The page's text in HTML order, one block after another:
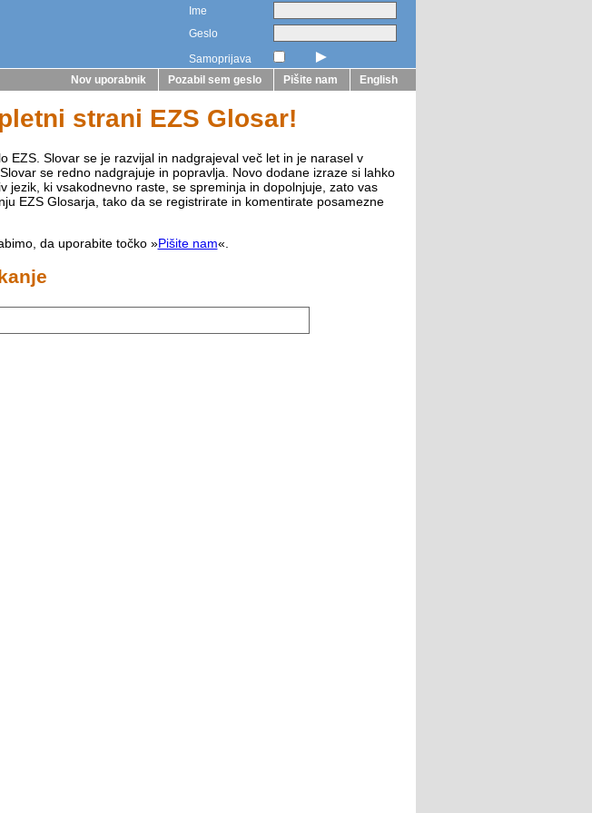
Ime
Geslo
Samoprijava
►
Nov uporabnik Pozabil sem geslo Pišite nam English
strani EZS Glosar!
EZS. Slovar se je razvijal in nadgrajeval več let in je narasel v
se redno nadgrajuje in popravlja. Novo dodane izraze si lahko
jezik, ki vsakodnevno raste, se spreminja in dopolnjuje, zato vas
EZS Glosarja, tako da se registrirate in komentirate posamezne
da uporabite točko »Pišite nam«.